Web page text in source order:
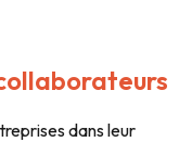
dans leur